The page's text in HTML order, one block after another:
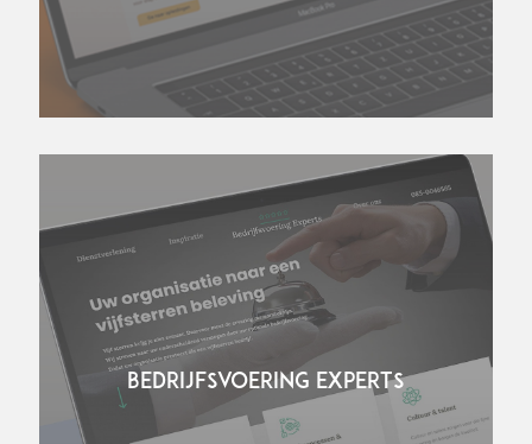
BEDRIJFSVOERING EXPERTS